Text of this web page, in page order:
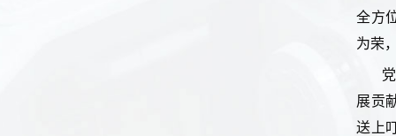
全方
为荣
展贡
送上